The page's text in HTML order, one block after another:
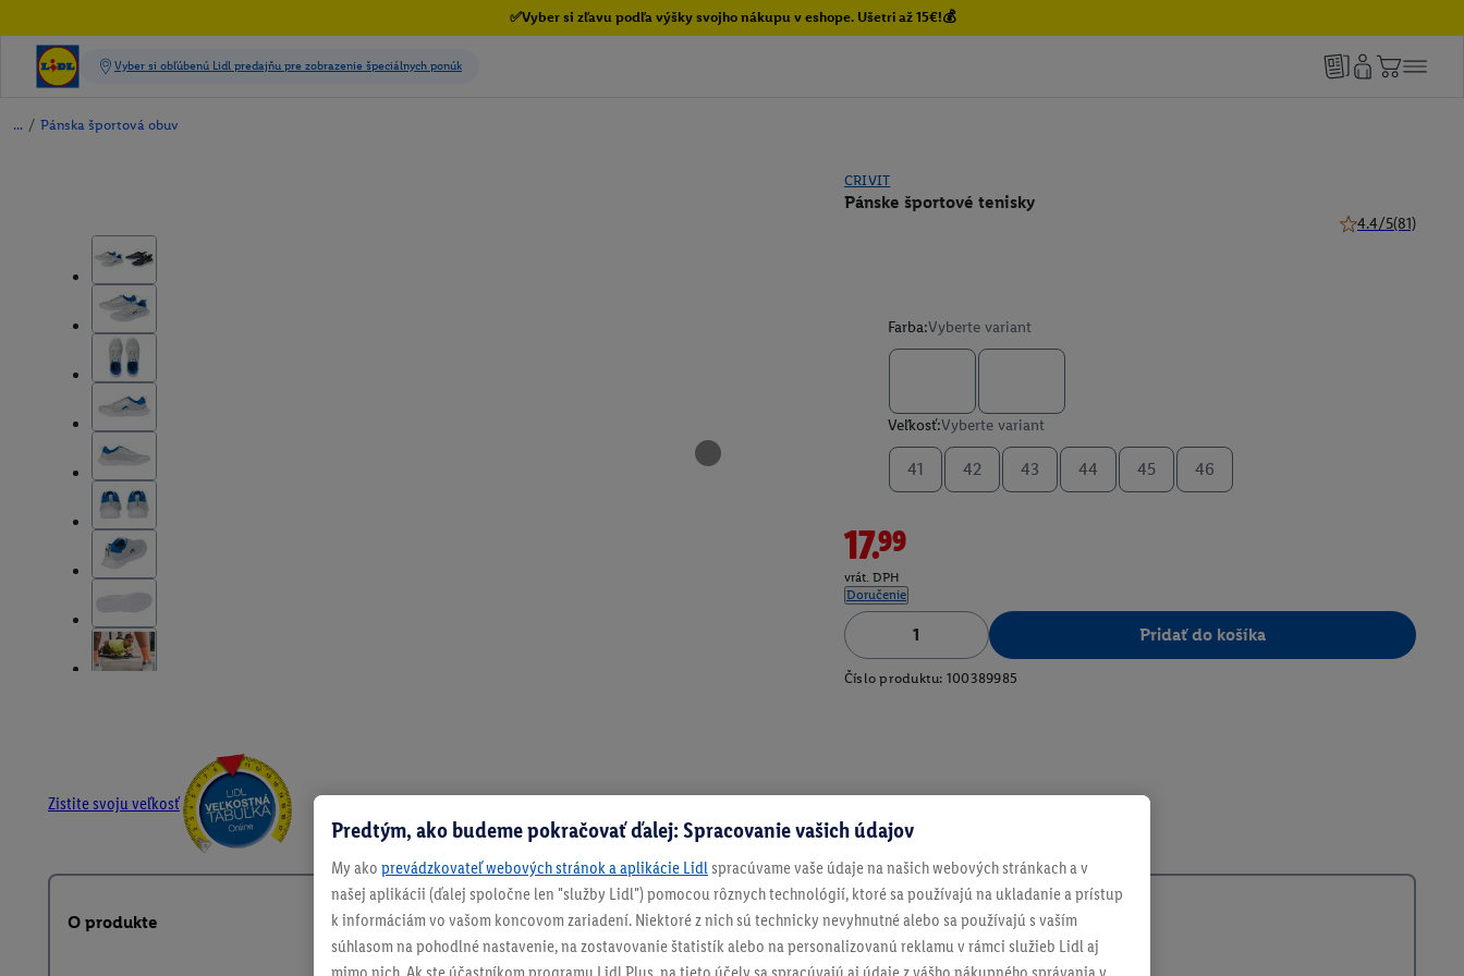
✅Vyber si zľavu podľa výšky svojho nákupu v eshope. Ušetri až 15€!💰
/ Pánska športová obuv
CRIVIT
Pánske športové tenisky
4.4/5(81)
Farba:Vyberte variant
Veľkosť:Vyberte variant
41 42 43 44 45 46
17.99
vrát. DPH
Doručenie
Pridať do košíka
Číslo produktu: 100389985
Zistite svoju veľkosť
O produkte
Predtým, ako budeme pokračovať ďalej: Spracovanie vašich údajov
My ako prevádzkovateľ webových stránok a aplikácie Lidl spracúvame vaše údaje na našich webových stránkach a v
našej aplikácii (ďalej spoločne len "služby Lidl") pomocou rôznych technológií, ktoré sa používajú na ukladanie a prístup
k informáciám vo vašom koncovom zariadení. Niektoré z nich sú technicky nevyhnutné alebo sa používajú s vaším
súhlasom na pohodlné nastavenie, na zostavovanie štatistík alebo na personalizovanú reklamu v rámci služieb Lidl aj
mimo nich. Ak ste účastníkom programu Lidl Plus, na tieto účely sa spracúvajú aj údaje z vášho nákupného správania v